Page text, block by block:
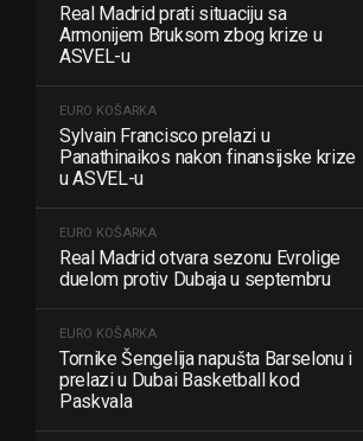
Real Madrid prati situaciju sa
Armonijem Bruksom zbog krize u
ASVEL-u
EURO KOŠARKA
Sylvain Francisco prelazi u
Panathinaikos nakon finansijske krize
u ASVEL-u
EURO KOŠARKA
Real Madrid otvara sezonu Evrolige
duelom protiv Dubaja u septembru
EURO KOŠARKA
Tornike Šengelija napušta Barselonu i
prelazi u Dubai Basketball kod
Paskvala